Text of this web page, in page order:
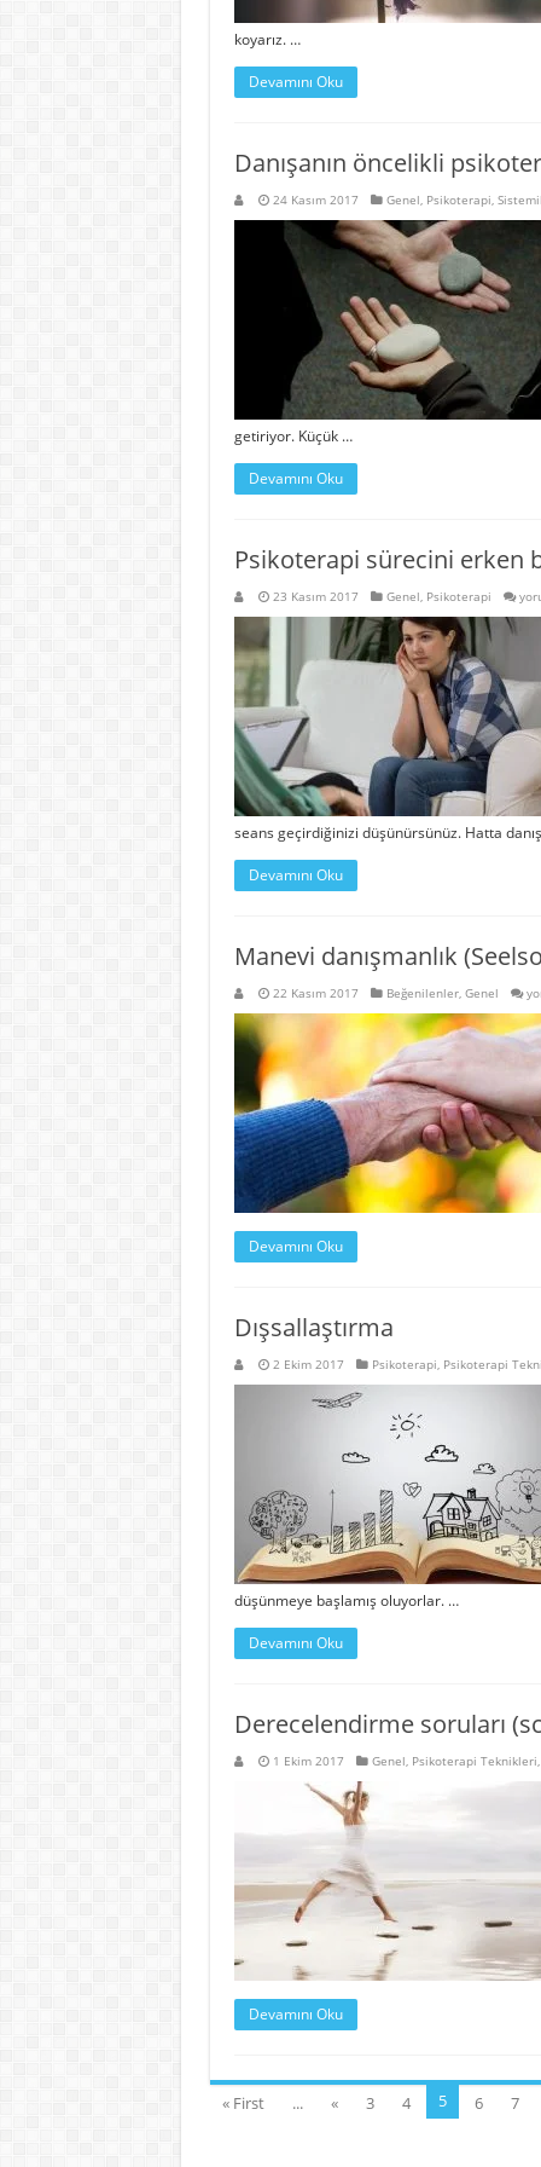
koyarız. …
Devamını Oku
Danışanın öncelikli
24 Kasım 2017 Genel, Psikoterapi,
getiriyor. Küçük …
Devamını Oku
Psikoterapi sürecini erken
23 Kasım 2017 Genel, Psikoterapi
için
seans geçirdiğinizi düşünürsünüz. Hatta
Devamını Oku
Manevi danışmanlık
22 Kasım 2017 Beğenilenler, Genel
Devamını Oku
Dışsallaştırma
2 Ekim 2017 Psikoterapi, Psikoterapi
düşünmeye başlamış oluyorlar. …
Devamını Oku
Derecelendirme soruları
1 Ekim 2017 Genel, Psikoterapi Teknikleri,
Devamını Oku
« First ... « 3 4 5 6 7